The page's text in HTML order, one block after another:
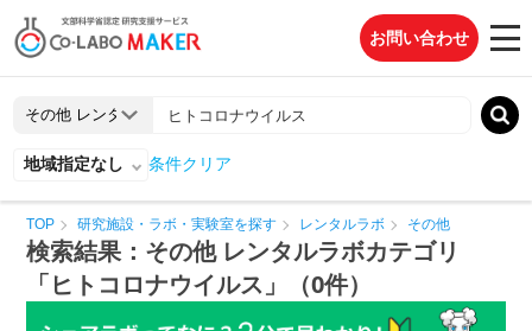
お問い合わせ
地域指定なし 条件クリア
TOP 研究施設・ラボ・実験室を探す レンタルラボ その他
検索結果：その他 レンタルラボカテゴリ
「ヒトコロナウイルス」（0件）